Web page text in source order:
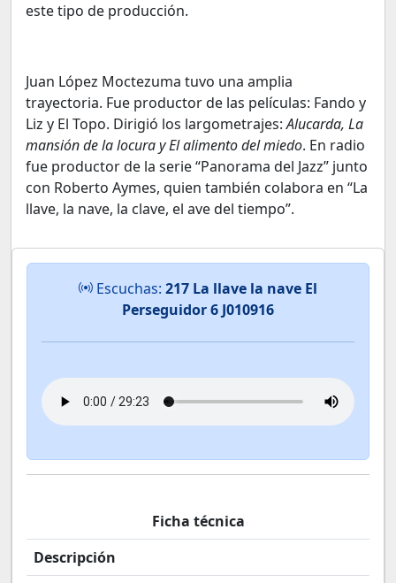
este tipo de producción.
Juan López Moctezuma tuvo una amplia
trayectoria. Fue productor de las películas: Fando y
Liz y El Topo. Dirigió los largometrajes:Alucarda, La
mansión de la locura y El alimento del miedo. En radio
fue productor de la serie “Panorama del Jazz” junto
con Roberto Aymes, quien también colabora en “La
llave, la nave, la clave, el ave del tiempo”.
Escuchas: 217 La llave la nave El
Perseguidor 6 J010916
Ficha técnica
Descripción